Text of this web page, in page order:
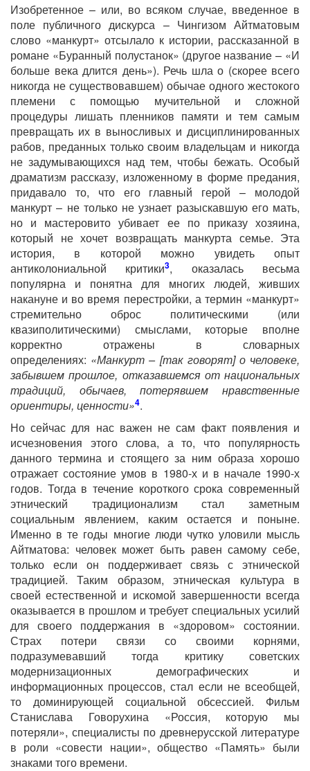
Изобретенное – или, во всяком случае, введенное в
поле публичного дискурса – Чингизом Айтматовым
слово «манкурт» отсылало к истории, рассказанной в
романе «Буранный полустанок» (другое название – «И
больше века длится день»). Речь шла о (скорее всего
никогда не существовавшем) обычае одного жестокого
племени с помощью мучительной и сложной
процедуры лишать пленников памяти и тем самым
превращать их в выносливых и дисциплинированных
рабов, преданных только своим владельцам и никогда
не задумывающихся над тем, чтобы бежать. Особый
драматизм рассказу, изложенному в форме предания,
придавало то, что его главный герой – молодой
манкурт – не только не узнает разыскавшую его мать,
но и мастеровито убивает ее по приказу хозяина,
который не хочет возвращать манкурта семье. Эта
история, в которой можно увидеть опыт
антиколониальной критики3, оказалась весьма
популярна и понятна для многих людей, живших
накануне и во время перестройки, а термин «манкурт»
стремительно оброс политическими (или
квазиполитическими) смыслами, которые вполне
корректно отражены в словарных
определениях: «Манкурт – [так говорят] о человеке,
забывшем прошлое, отказавшемся от национальных
традиций, обычаев, потерявшем нравственные
ориентиры, ценности»4.
Но сейчас для нас важен не сам факт появления и
исчезновения этого слова, а то, что популярность
данного термина и стоящего за ним образа хорошо
отражает состояние умов в 1980-х и в начале 1990-х
годов. Тогда в течение короткого срока современный
этнический традиционализм стал заметным
социальным явлением, каким остается и поныне.
Именно в те годы многие люди чутко уловили мысль
Айтматова: человек может быть равен самому себе,
только если он поддерживает связь с этнической
традицией. Таким образом, этническая культура в
своей естественной и искомой завершенности всегда
оказывается в прошлом и требует специальных усилий
для своего поддержания в «здоровом» состоянии.
Страх потери связи со своими корнями,
подразумевавший тогда критику советских
модернизационных демографических и
информационных процессов, стал если не всеобщей,
то доминирующей социальной обсессией. Фильм
Станислава Говорухина «Россия, которую мы
потеряли», специалисты по древнерусской литературе
в роли «совести нации», общество «Память» были
знаками того времени.